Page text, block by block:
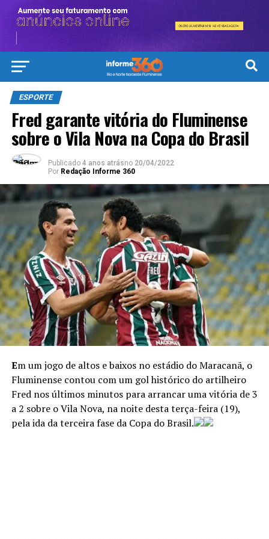
ESPORTE
Fred garante vitória do Fluminense
sobre o Vila Nova na Copa do Brasil
Publicado 4 anos atrásno 20/04/2022
Por Redação Informe 360
Em um jogo de altos e baixos no estádio do Maracanã, o
Fluminense contou com um gol histórico do artilheiro
Fred nos últimos minutos para arrancar uma vitória de 3
a 2 sobre o Vila Nova, na noite desta terça-feira (19),
pela ida da terceira fase da Copa do Brasil.